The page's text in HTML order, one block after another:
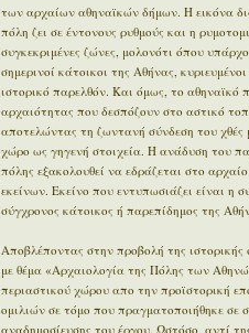
των αρχαίων αθηναϊκών δήμων. Η εικόνα
πόλη ζει σε έντονους ρυθμούς και η
συγκεκριμένες ζώνες, μολονότι όπου
σημερινοί κάτοικοι της Αθήνας,
ιστορικό παρελθόν. Και όμως, το αθηναϊκό
αρχαιότητας που δεσπόζουν στο αστικό
αποτελώντας τη ζωντανή σύνδεση του
χώρο ως γηγενή στοιχεία. Η ανάδυση του
πόλης εξακολουθεί να εδράζεται στο αρχαίο
εκείνων. Εκείνο που εντυπωσιάζει είναι η
σύγχρονος κάτοικος ή παρεπίδημος της
Αποβλέποντας στην προβολή της
με θέμα «Αρχαιολογία της Πόλης των
περιαστικού χώρου απο την προϊστορική
ομιλιών σε τόμο που πραγματοποιήθηκε σε
αναδημοσίευσης του έργου. Ωστόσο, αντί